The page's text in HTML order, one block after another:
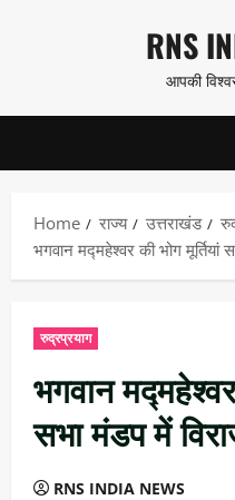
content
RNS
आपकी
Home राज्य उत्तराखंड
भगवान मद्महेश्वर की भोग मूर्तियां
रुद्रप्रयाग
भगवान
सभा मंडप में
RNS INDIA NEWS